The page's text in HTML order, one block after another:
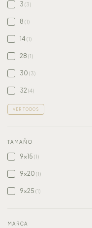
3 (3)
8 (1)
14 (1)
28 (1)
30 (3)
32(4)
VER TODOS
TAMAÑO
9x15 (1)
9x20 (1)
9x25 (1)
MARCA